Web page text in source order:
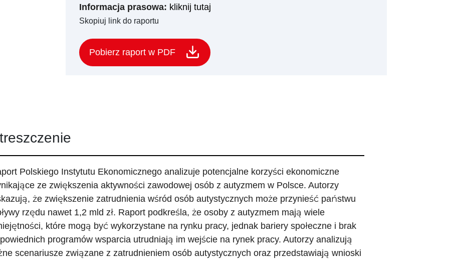
Informacja prasowa: kliknij tutaj
Skopiuj link do raportu
Pobierz raport w PDF
Polskiego Instytutu Ekonomicznego analizuje potencjalne korzyści ekonomiczne
ze zwiększenia aktywności zawodowej osób z autyzmem w Polsce. Autorzy
że zwiększenie zatrudnienia wśród osób autystycznych może przynieść państwu
rzędu nawet 1,2 mld zł. Raport podkreśla, że osoby z autyzmem mają wiele
które mogą być wykorzystane na rynku pracy, jednak bariery społeczne i brak
programów wsparcia utrudniają im wejście na rynek pracy. Autorzy analizują
scenariusze związane z zatrudnieniem osób autystycznych oraz przedstawiają wnioski